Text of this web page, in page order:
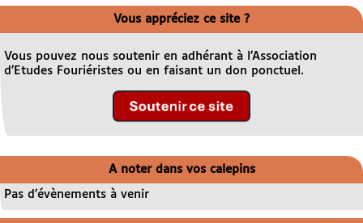
Vous appréciez ce site ?
Vous pouvez nous soutenir en adhérant à l’Association
d’Etudes Fouriéristes ou en faisant un don ponctuel.
A noter dans vos calepins
Pas d’évènements à venir